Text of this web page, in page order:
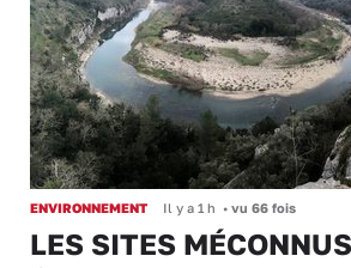
ENVIRONNEMENT Il y a 1 h • vu 66 fois
LES SITES